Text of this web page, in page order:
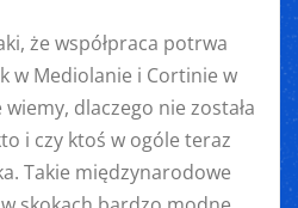
że współpraca potrwa
w Mediolanie i Cortinie w
dlaczego nie została
i czy ktoś w ogóle teraz
Takie międzynarodowe